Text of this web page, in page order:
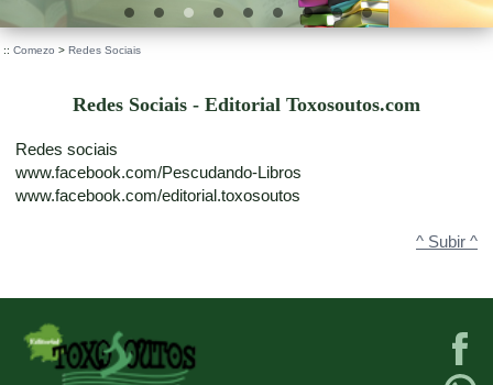
:: Comezo > Redes Sociais
Redes Sociais - Editorial Toxosoutos.com
Redes sociais
www.facebook.com/Pescudando-Libros
www.facebook.com/editorial.toxosoutos
^ Subir ^